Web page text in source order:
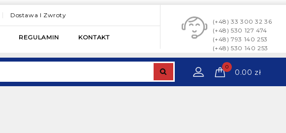
Dostawa I Zwroty
REGULAMIN KONTAKT
(+48) 33 300 32 36
(+48) 530 127 474
(+48) 793 140 253
(+48) 530 140 253
0
0.00 zł